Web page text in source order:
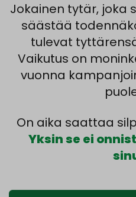
Jokainen tytär, joka
säästää
tulevat
Vaikutus on
vuonna
On aika saattaa
Yksin se ei